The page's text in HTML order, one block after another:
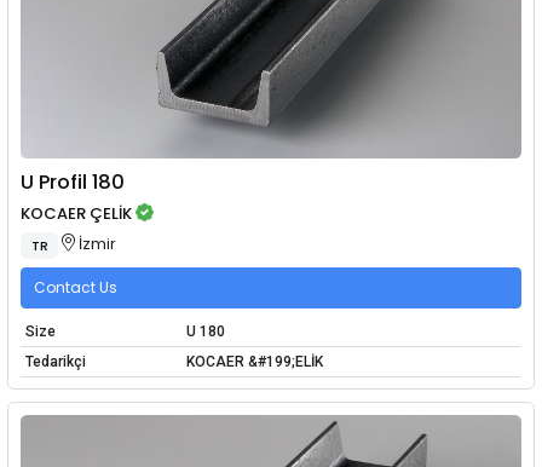
U Profil 180
KOCAER ÇELİK
TR İzmir
Contact Us
Size
U 180
Tedarikçi
KOCAER &#199;ELİK